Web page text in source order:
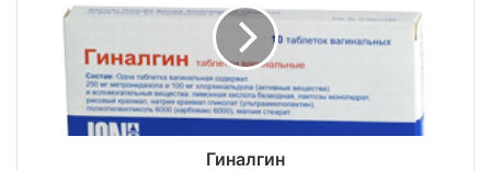
Гиналгин